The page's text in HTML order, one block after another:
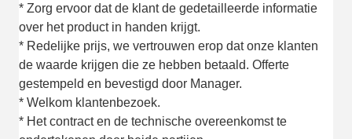
* Zorg ervoor dat de klant de gedetailleerde informatie
over het product in handen krijgt.
* Redelijke prijs, we vertrouwen erop dat onze klanten
de waarde krijgen die ze hebben betaald. Offerte
gestempeld en bevestigd door Manager.
* Welkom klantenbezoek.
* Het contract en de technische overeenkomst te